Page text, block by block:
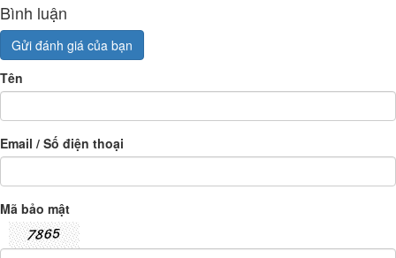
Bình luận
Gửi đánh giá của bạn
Tên
Email / Số điện thoại
Mã bảo mật